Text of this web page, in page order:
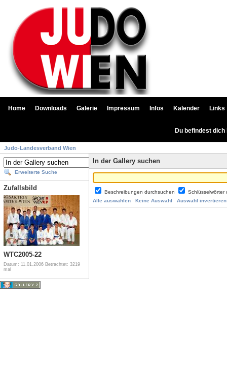
Home Downloads Galerie Impressum Infos Kalender Links
Du befindest
Judo-Landesverband Wien
Erweiterte Suche
Zufallsbild
WTC2005-22
Datum: 11.01.2006 Betrachtet: 3219
mal
In der Gallery suchen
Beschreibungen durchsuchen
Alle auswählen
Keine Auswahl Auswahl invertieren